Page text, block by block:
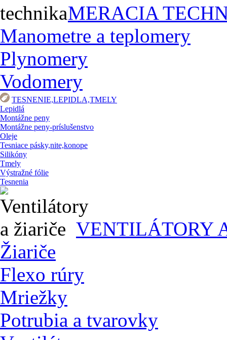
MERACIA
Manometre a teplomery
Plynomery
Vodomery
TESNENIE,LEPIDLA,TMELY
Lepidlá
Montážne peny
Montážne peny-príslušenstvo
Oleje
Tesniace pásky,nite,konope
Silikóny
Tmely
Výstražné fólie
Tesnenia
VENTILÁTORY
Žiariče
Flexo rúry
Mriežky
Potrubia a tvarovky